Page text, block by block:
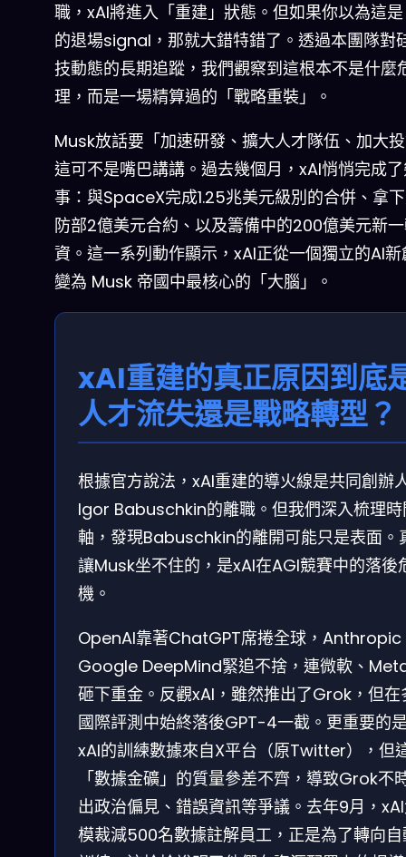
職，xAI將進入「重建」狀態。但如果你以為這
的退場signal，那就大錯特錯了。透過本團隊對
技動態的長期追蹤，我們觀察到這根本不是什麼
理，而是一場精算過的「戰略重裝」。
Musk放話要「加速研發、擴大人才隊伍、加大
這可不是嘴巴講講。過去幾個月，xAI悄悄完成
事：與SpaceX完成1.25兆美元級別的合併、拿
防部2億美元合約、以及籌備中的200億美元新
資。這一系列動作顯示，xAI正從一個獨立的AI
變為 Musk 帝國中最核心的「大腦」。
xAI重建的真正原因到底
人才流失還是戰略轉型？
根據官方說法，xAI重建的導火線是共同創辦
Igor Babuschkin的離職。但我們深入梳理時
軸，發現Babuschkin的離開可能只是表面。
讓Musk坐不住的，是xAI在AGI競賽中的落後
機。
OpenAI靠著ChatGPT席捲全球，Anthropic
Google DeepMind緊追不捨，連微軟、
砸下重金。反觀xAI，雖然推出了Grok，但在
國際評測中始終落後GPT-4一截。更重要的
xAI的訓練數據來自X平台（原Twitter），但
「數據金礦」的質量參差不齊，導致Grok不
出政治偏見、錯誤資訊等爭議。去年9月，
模裁減500名數據註解員工，正是為了轉向